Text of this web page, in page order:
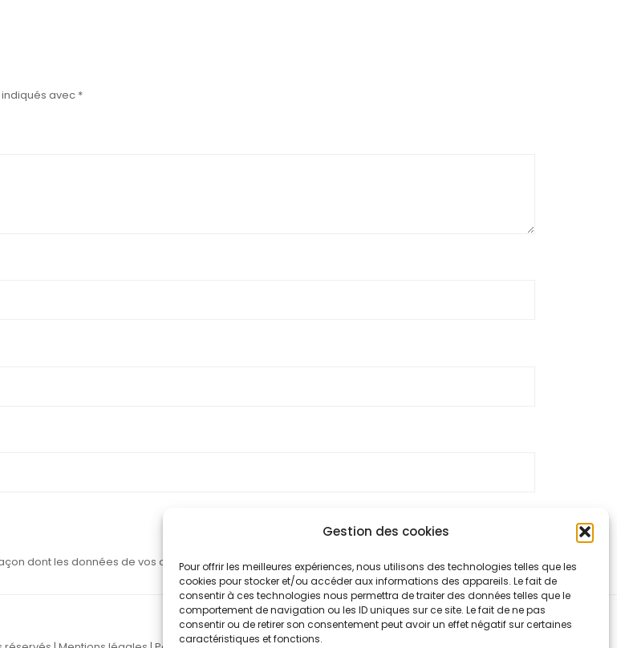
Gestion des cookies
Pour offrir les meilleures expériences, nous utilisons des technologies telles que les
cookies pour stocker et/ou accéder aux informations des appareils. Le fait de
consentir à ces technologies nous permettra de traiter des données telles que le
comportement de navigation ou les ID uniques sur ce site. Le fait de ne pas
consentir ou de retirer son consentement peut avoir un effet négatif sur certaines
caractéristiques et fonctions.
avec *
dont les données de vos commentaires sont traitées.